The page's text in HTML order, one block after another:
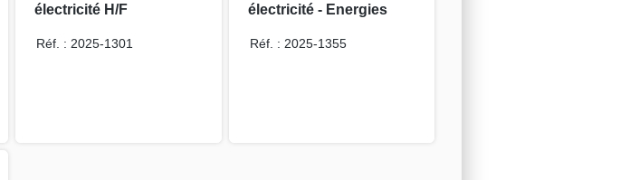
électricité H/F
Réf. : 2025-1301
électricité - Energies
Réf. : 2025-1355